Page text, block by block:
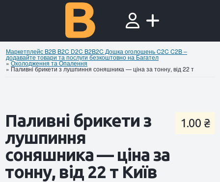
Маркетплейс B2B B2C D2C B2B2C Дошка оголошень C2C C2B –
додавайте товари та послуги безкоштовно на Багател
»Охолодження та Опалення
» Паливні брикети з лушпиння соняшника — ціна за тонну, від 22 т
1.00 ₴
Паливні брикети з
лушпиння
соняшника — ціна за
тонну, від 22 т Київ